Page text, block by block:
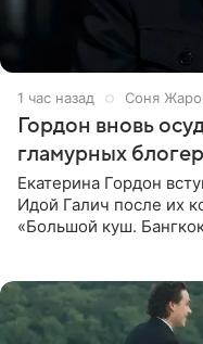
1 час назад Соня
Гордон вновь
гламурных
Екатерина Гордон
Идой Галич после их
«Большой куш.